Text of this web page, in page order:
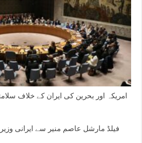
امریکہ اور بحرین کی ایران کے خلاف
فیلڈ مارشل عاصم منیر سے ایرانی